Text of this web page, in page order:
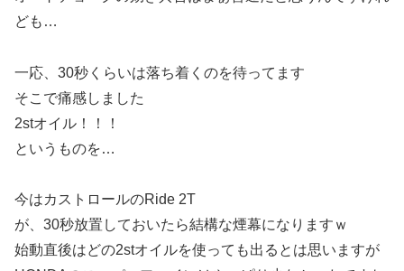
ども…
一応、30秒くらいは落ち着くのを待ってます
そこで痛感しました
2stオイル！！！
というものを…
今はカストロールのRide 2T
が、30秒放置しておいたら結構な煙幕になりますｗ
始動直後はどの2stオイルを使っても出るとは思いますが